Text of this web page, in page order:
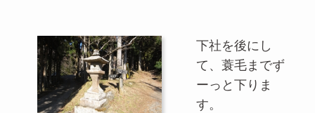
下社を後にし
て、蓑毛までず
ーっと下りま
す。